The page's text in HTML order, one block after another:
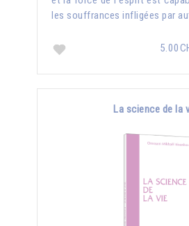
les souffrances infligées par
La science de la